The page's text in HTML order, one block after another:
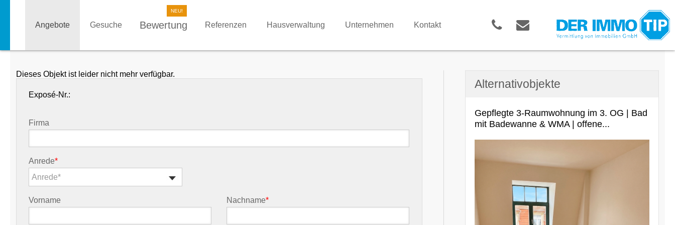
Angebote Gesuche Bewertung Referenzen Hausverwaltung Unternehmen Kontakt
Dieses Objekt ist leider nicht mehr verfügbar.
Exposé-Nr.:
Firma
Anrede*
Anrede*
Vorname Nachname*
Alternativobjekte
Gepflegte 3-Raumwohnung im 3. OG | Bad
mit Badewanne & WMA | offene...